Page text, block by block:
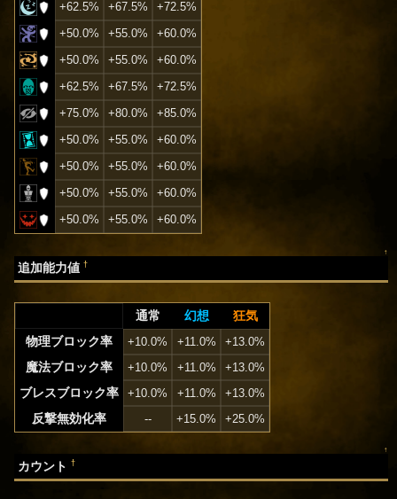
+62.5% +67.5%
+72.5%
+50.0%
+55.0%
+60.0%
+50.0%
+55.0%
+60.0%
+62.5%
+67.5%
+72.5%
+75.0%
+80.0%
+85.0%
+50.0%
+55.0%
+60.0%
+50.0%
+55.0%
+60.0%
+50.0%
+55.0%
+60.0%
+50.0%
+55.0% +60.0%
↑
追加能力値†
通常 幻想
狂気
物理ブロック率
+10.0% +11.0% +13.0%
魔法ブロック率 +10.0% +11.0% +13.0%
ブレスブロック率 +10.0% +11.0% +13.0%
反撃無効化率 -- +15.0% +25.0%
↑
カウント†